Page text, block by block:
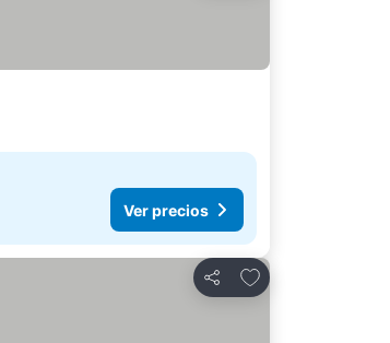
Ver precios
Compartir
Agregar a favoritos